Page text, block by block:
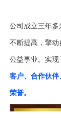
公司成立三年
不断提高，擎
公益事业。实现
客户、合作伙
荣誉。